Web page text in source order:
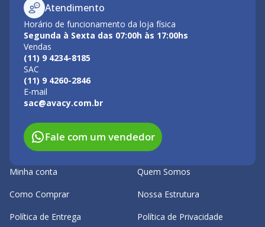
Atendimento
Horário de funcionamento da loja física
Segunda à Sexta das 07:00h às 17:00hs
Vendas
(11) 9 4234-8185
SAC
(11) 9 4260-2846
E-mail
sac@avacy.com.br
Fale com um vendedor
Minha conta
Como Comprar
Política de Entrega
Quem Somos
Nossa Estrutura
Política de Privacidade